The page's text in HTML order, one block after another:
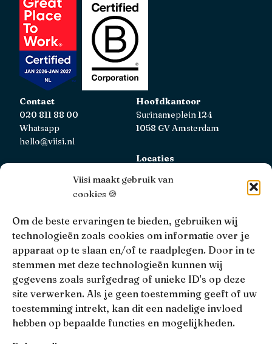
Viisi maakt gebruik van
cookies 🍪
Om de beste ervaringen te bieden, gebruiken wij
technologieën zoals cookies om informatie over je
apparaat op te slaan en/of te raadplegen. Door in te
stemmen met deze technologieën kunnen wij
gegevens zoals surfgedrag of unieke ID's op deze
site verwerken. Als je geen toestemming geeft of uw
toestemming intrekt, kan dit een nadelige invloed
hebben op bepaalde functies en mogelijkheden.
Contact
020 811 88 00
Whatsapp
hello@viisi.nl
Hoofdkantoor
Surinameplein 124
1058 GV Amsterdam
Locaties
Viisi Hypotheken is geregistreerd bij de AFM.
Registratienummer: 12039833
KiFiD
Niet tevreden over onze interne klachtbehandeling, dan
kun je terecht bijKiFiD.